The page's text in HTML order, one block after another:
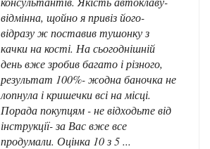
відмінна, щойно я привіз його-
відразу ж поставив тушонку з
качки на кості. На сьогоднішній
день вже зробив багато і різного,
результат 100%- жодна баночка не
лопнула і кришечки всі на місці.
Порада покупцям - не відходьте від
інструкції- за Вас вже все
продумали. Оцінка 10 з 5 ...